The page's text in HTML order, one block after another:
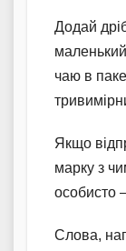
Додай
чаю в
Якщо
марку з
особисто
Слова,